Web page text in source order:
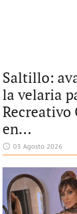
Saltillo:
la velaria
Recreativo
en...
03 Agosto 2026